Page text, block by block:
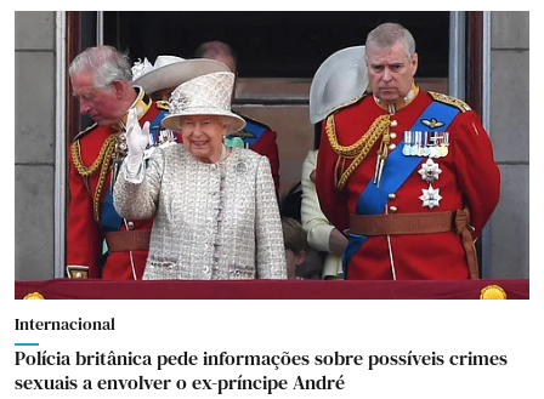
Internacional
Polícia britânica pede informações sobre possíveis crimes
sexuais a envolver o ex-príncipe André